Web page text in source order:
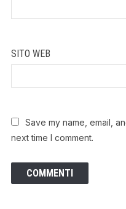
SITO WEB
Save my name, email,
next time I comment.